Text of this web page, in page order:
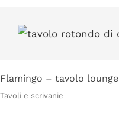
Flamingo – tavolo lounge
Tavoli e scrivanie